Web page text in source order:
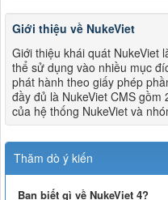
Giới thiệu về NukeViet
Giới thiệu khái quát NukeViet
thể sử dụng vào nhiều mục
phát hành theo giấy phép
đầy đủ là NukeViet CMS
của hệ thống NukeViet và
Thăm dò ý kiến
Bạn biết gì về NukeViet 4?